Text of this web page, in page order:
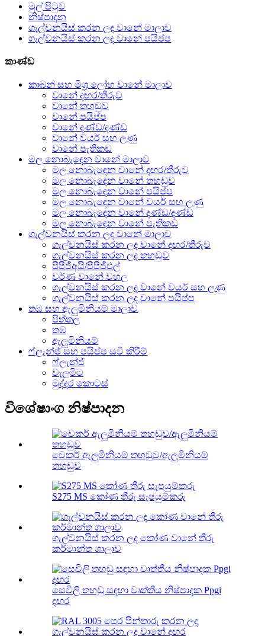
මුල් පිටුව
නිෂ්පාදන
ගැල්වනයිස් කරන ලද වානේ මාලාව
ගැල්වනයිස් කරන ලද වානේ පයිප්ප
කාණ්ඩ
කාබන් සහ මිශ්‍ර ලෝහ වානේ මාලාව
වානේ දඟර/තීරුව
වානේ තහඩුව
වානේ පයිප්ප
වානේ දණ්ඩ/දණ්ඩ
වානේ වයර් සහ ලණු
වානේ පැතිකඩ
මල නොබැඳෙන වානේ මාලාව
මල නොබැඳෙන වානේ දඟර/තීරුව
මල නොබැඳෙන වානේ තහඩුව
මල නොබැඳෙන වානේ පයිප්ප
මල නොබැඳෙන වානේ වයර් සහ ලණු
මල නොබැඳෙන වානේ දණ්ඩ/දණ්ඩ
මල නොබැඳෙන වානේ පැතිකඩ
ගැල්වනයිස් කරන ලද වානේ මාලාව
ගැල්වනයිස් කරන ලද වානේ දඟර/තීරුව
ගැල්වනයිස් කරන ලද තහඩුව
පීපීජීඅයි/පීපීජීඑල්
වර්ණ වානේ වහල
ගැල්වනයිස් කරන ලද වානේ වයර් සහ ලණු
ගැල්වනයිස් කරන ලද වානේ පයිප්ප
තඹ සහ ඇලුමිනියම් මාලාව
පිත්තල
තඹ
ඇලුමිනියම්
ෆ්ලැන්ජ් සහ පයිප්ප සවි කිරීම්
ෆ්ලැන්ජ්
වැලමිට
මුද්දර කොටස්
විශේෂාංග නිෂ්පාදන
චෙකර් ඇලුමිනියම් තහඩුව/ඇලුමිනියම්
තහඩුව
S275 MS කෝණ තීරු සැපයුම්කරු
ගැල්වනයිස් කරන ලද කෝණ වානේ තීරු
කර්මාන්ත ශාලාව
සෙවිලි තහඩු සඳහා වෘත්තීය නිෂ්පාදක Ppgi
දඟර